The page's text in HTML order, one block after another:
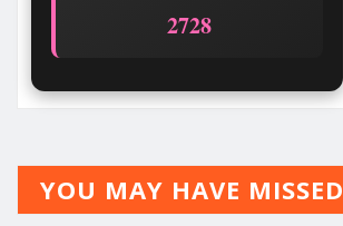
2728
YOU MAY HAVE MISSED